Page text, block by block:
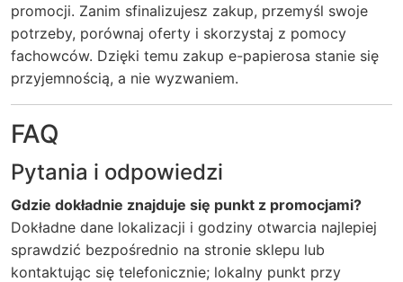
promocji. Zanim sfinalizujesz zakup, przemyśl swoje
potrzeby, porównaj oferty i skorzystaj z pomocy
fachowców. Dzięki temu zakup e-papierosa stanie się
przyjemnością, a nie wyzwaniem.
FAQ
Pytania i odpowiedzi
Gdzie dokładnie znajduje się punkt z promocjami?
Dokładne dane lokalizacji i godziny otwarcia najlepiej
sprawdzić bezpośrednio na stronie sklepu lub
kontaktując się telefonicznie; lokalny punkt przy